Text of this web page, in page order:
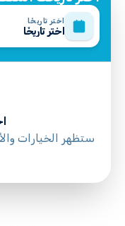
اختر تاريخًا
اختر تاريخًا
ستظهر الخيارات